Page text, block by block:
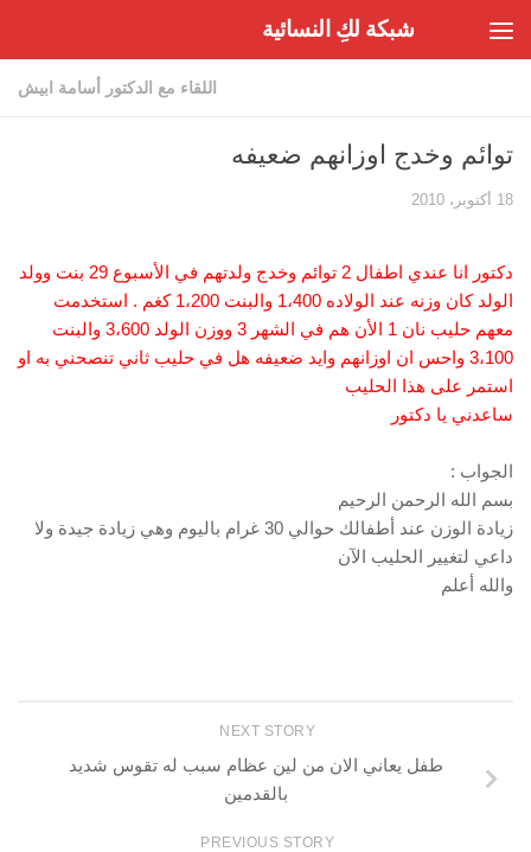
شبكة لكِ النسائية
اللقاء مع الدكتور أسامة ابيش
توائم وخدج اوزانهم ضعيفه
18 أكتوبر، 2010
دكتور انا عندي اطفال 2 توائم وخدج ولدتهم في الأسبوع 29 بنت وولد
الولد كان وزنه عند الولاده 1،400 والبنت 1،200 كغم . استخدمت
معهم حليب نان 1 الأن هم في الشهر 3 ووزن الولد 3،600 والبنت
3،100 واحس ان اوزانهم وايد ضعيفه هل في حليب ثاني تنصحني به او
استمر على هذا الحليب
ساعدني يا دكتور
الجواب :
بسم الله الرحمن الرحيم
زيادة الوزن عند أطفالك حوالي 30 غرام باليوم وهي زيادة جيدة ولا
داعي لتغيير الحليب الآن
والله أعلم
NEXT STORY
طفل يعاني الان من لين عظام سبب له تقوس شديد
بالقدمين
PREVIOUS STORY